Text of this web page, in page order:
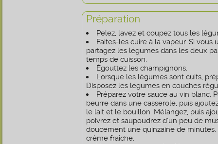
Préparation
Pelez, lavez et coupez tous les
Faites-les cuire à la vapeur. Si vous
partagez les légumes dans les deux
temps de cuisson.
Égouttez les champignons.
Lorsque les légumes sont cuits,
Disposez les légumes en couches
Préparez votre sauce au vin blanc.
beurre dans une casserole, puis
le lait et le bouillon. Mélangez, puis
poivrez et saupoudrez d'un peu de
doucement une quinzaine de minutes.
crème fraîche.